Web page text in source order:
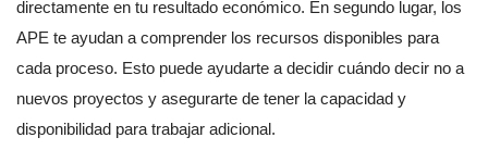
directamente en tu resultado económico. En segundo lugar, los
APE te ayudan a comprender los recursos disponibles para
cada proceso. Esto puede ayudarte a decidir cuándo decir no a
nuevos proyectos y asegurarte de tener la capacidad y
disponibilidad para trabajar adicional.